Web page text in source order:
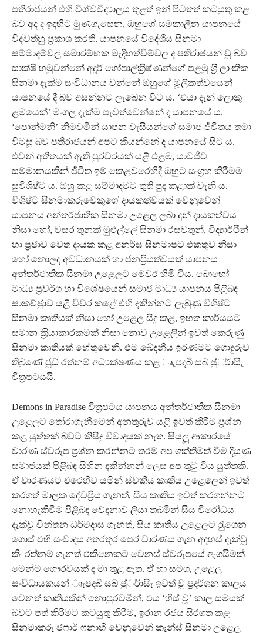
පතිරාජයන් එහි විශ්වවිද්‍යාලය තුළත් ඉන් පිටතත් කටයුතු කළ
බව අද ද ඉඳහිට මුණගැසෙන, ඔහුගේ සමකාලීන යාපනයේ
විද්වත්හු ප‍්‍රකාශ කරති. යාපනයේ විදේශීය සිනමා
සම්මාදම්වල සමාරම්භක මැදිහත්වීම්වල ද පතිරාජයන් වූ බව
සාක්ෂි හමුවන්නේ අදූර් ගෝපාල්ක‍්‍රිෂ්ණන්ගේ පළමු ශ‍්‍රී ලාංකික
සිනමා දැක්ම සංවිධානය වන්නේ ඔහුගේ මූලිකත්වයෙන්
යාපනයේ දී බව අසන්නට ලැබෙන විට ය. ‘එයා දැන් ලොකු
ළමයෙක්’ මංගල දැක්ම පැවත්වෙන්නේ ද යාපනයේ ය.
‘පොන්මනි’ නිමවමින් යාපන වැසියන්ගේ සමාජ ජීවිතය තමා
විමසූ බව පතිරාජයන් අපට කියන්නේ ද යාපනයේ සිට ය.
එවන් අතීතයක් ඇති පුරවරයක් යළි එළඹ, යාවජීව
සම්මානයකින් ජීවිත ඉම් කෙළවරෙහිදී ඔහුට සංග‍්‍රහ කිරීමම
සුවිශිෂ්ට ය. ඔහු කළ සම්මාදමට තුති පුද කළාක් වැනි ය.
විශිෂ්ට සිනමාකරුවෙකුගේ දායකත්වයක් වෙනුවෙන්
යාපනය අන්තර්ජාතික සිනමා උළෙල ලබා දුන් දායකත්වය
නිසා හෝ, වසර තුනක් මුළුල්ලේ සිනමා රසවතුන්, විද්‍යාර්ථීන්
හා ප‍්‍රජාව වෙත දායක කළ අනර්ඝ සිනමාපට එකතුව නිසා
හෝ නොලද අවධානයක් හා ජනප‍්‍රියත්වයක් යාපනය
අන්තර්ජාතික සිනමා උළෙලට මෙවර හිමි විය. බොහෝ
මාධ්‍ය ප‍්‍රවර්ග හා විශේෂයෙන් සමාජ මාධ්‍ය යාපනය පිළිබඳ
සාකච්ඡුාව යළි විවර කළේ එහි දකින්නට ලැබුණු විශිෂ්ට
සිනමා කෘතියක් නිසා හෝ උළෙල සිදු කළ, ඉහත කාර්යයට
සමාන ක‍්‍රියාකාරකමක් නිසා නොව උළෙලින් ඉවත් කෙරුණු
සිනමා කෘතියක් හේතුවෙනි. එම ඛේදනීය ඉරණමට ගොදුරුව
තිබුණේ ජූඞ් රත්නම් අධ්‍යක්ෂණය කළ ෘැපදබි සබ ඡු්ර්ාසිැ
චිත‍්‍රපටයයි.
Demons in Paradise චිත‍්‍රපටය යාපනය අන්තර්ජාතික සිනමා
උළෙලට තෝරාගැනීමෙන් අනතුරුව යළි ඉවත් කිරීම ප‍්‍රශ්න
කළ යුත්තක් බවට කිසිදු විවාදයක් නැත. සියලූ‍ ආකාරයේ
වාරණ ස්වරූප ප‍්‍රශ්න කරන්නට තරම් අප ශක්තිමත් වීම දියුණු
සමාජයක් පිළිබඳ සිහින දකින්නන් ලෙස අප තුටු විය යුත්තකි.
ඒ වාරණයට එරෙහිව යමින් ස්වකීය කෘතිය උළෙලෙන් ඉවත්
කරගත් මාලක දේවප‍්‍රිය ගැනත්, සිය කෘතිය ඉවත් කරගන්නට
නොහැකිවීම පිළිබඳ වේදනාව ලියා තබමින් සිය විරෝධය
දැක්වූ චින්තන ධර්මදාස ගැනත්, සිය කෘතිය උළෙලට රැුගෙන
ගොස් එහි සංවාදය අතරතුර පෙර වාරණය ගැන අදහස් දැක්වූ
කිං රත්නම් ගැනත් එකිනෙකට වෙනස් ස්වරූපයේ ඇගයීමක්
මෙන්ම ගෞරවයක් ද මා තුළ ඇත. ඒ හා සමග, උළෙල
සංවිධායකයන් ෘැපදබි සබ ඡු්ර්ාසිැ ඉවත් වූ ප‍්‍රදර්ශන කාලය
වෙනත් කෘතියකින් නොපුරවමින්, එය ‘හිස් වූ’ කාල සමයක්
බවට පත් කිරීමට කටයුතු කිරීම, ඉරාන රජය සිරගත කළ
සිනමාකරු ජෆාර් ෆනාහි වෙනුවෙන් කෑන්ස් සිනමා උළෙල